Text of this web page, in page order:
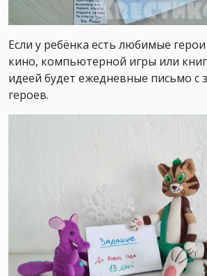
Если у ребёнка есть любимые
кино, компьютерной игры или
идеей будет ежедневные письмо с
героев.